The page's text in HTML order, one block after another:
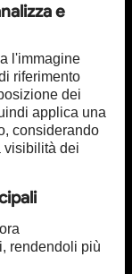
e
l'immagine
riferimento
dei
applica una
considerando
visibilità dei
rendendoli più